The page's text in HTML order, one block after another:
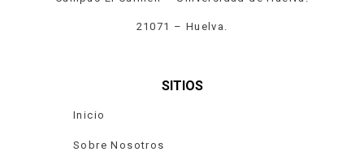
21071 – Huelva.
SITIOS
Inicio
Sobre Nosotros